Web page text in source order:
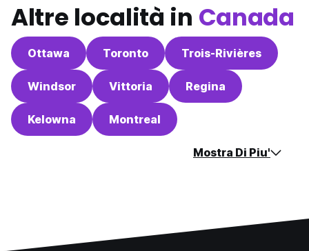
Altre località in Canada
Ottawa Toronto Trois-Rivières
Windsor Vittoria Regina
Kelowna Montreal
Mostra Di Piu'